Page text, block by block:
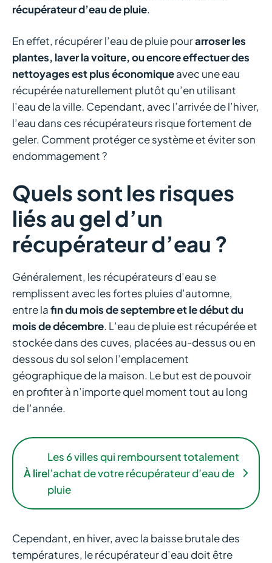
récupérateur d’eau de pluie.
En effet, récupérer l’eau de pluie pourarroser les
plantes, laver la voiture, ou encore effectuer des
nettoyages est plus économiqueavec une eau
récupérée naturellement plutôt qu’en utilisant
l’eau de la ville. Cependant, avec l’arrivée de l’hiver,
l’eau dans ces récupérateurs risque fortement de
geler. Comment protéger ce système et éviter son
endommagement ?
Quels sont les risques
liés au gel d’un
récupérateur d’eau ?
Généralement, les récupérateurs d’eau se
remplissent avec les fortes pluies d’automne,
entre lafin du mois de septembre et le début du
mois de décembre. L’eau de pluie est récupérée et
stockée dans des cuves, placées au-dessus ou en
dessous du sol selon l’emplacement
géographique de la maison. Le but est de pouvoir
en profiter à n’importe quel moment tout au long
de l’année.
À lire
Les 6 villes qui remboursent totalement
l’achat de votre récupérateur d’eau de
pluie
Cependant, en hiver, avec la baisse brutale des
températures, le récupérateur d’eau doit être